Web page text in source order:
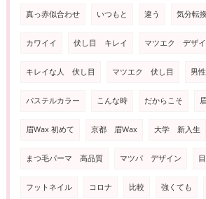
真っ赤似合わせ いつもと 違う 気分転
カワイイ 伏し目 キレイ マツエク デザ
キレイな人 伏し目 マツエク 伏し目 男
パステルカラー こんな時 だからこそ
眉Wax 初めて 京都 眉Wax 大学 新入生
まつ毛パーマ 高品質 マツパ デザイン
フットネイル コロナ 比較 強くても